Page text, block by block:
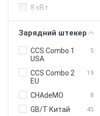
Webasto
US Tesla
CN Olink
8 кВт
20 кВт (DC)
24 кВт (DC)
30 кВт (DC)
40 кВт (DC)
80 кВт (DC)
120 кВт
Зарядний штекер
CCS Combo 1
USA
5
CCS Combo 2
EU
19
CHAdeMO 8
GB/T Китай 45